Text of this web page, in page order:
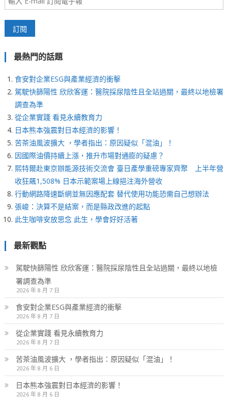
最熱門的話題
食安對企業ESG與產業經濟的衝擊
駕駛快篩陽性 欣欣客運：醫院採尿陰性且全站過關，最終以地檢署
調查為準
從企業實踐 看見永續教育力
日本熊本強震對日本經濟的影響！
苦茶油風波擴大 ，學者指出：原因疑似「混油」！
因國際油價持續上漲，推升市場對通膨的疑慮？
熙特爾赴東京辦能源技術交流會 臺日產學重磅專家齊聚 上半年營
收狂飆1,508% 日本示範案場上線挹注海外營收
行動網路降速斷網並無因應配套 替代使用功能恐需自己想辦法
張峻：決算不是結案，而是縣政改進的起點
此生咖啡安放思念 此生，學會好好活著
最新觀點
駕駛快篩陽性 欣欣客運：醫院採尿陰性且全站過關，最終以地檢
署調查為準
2026 年 8 月 7 日
食安對企業ESG與產業經濟的衝擊
2026 年 8 月 7 日
從企業實踐 看見永續教育力
2026 年 8 月 7 日
苦茶油風波擴大 ，學者指出：原因疑似「混油」！
2026 年 8 月 6 日
日本熊本強震對日本經濟的影響！
2026 年 8 月 6 日